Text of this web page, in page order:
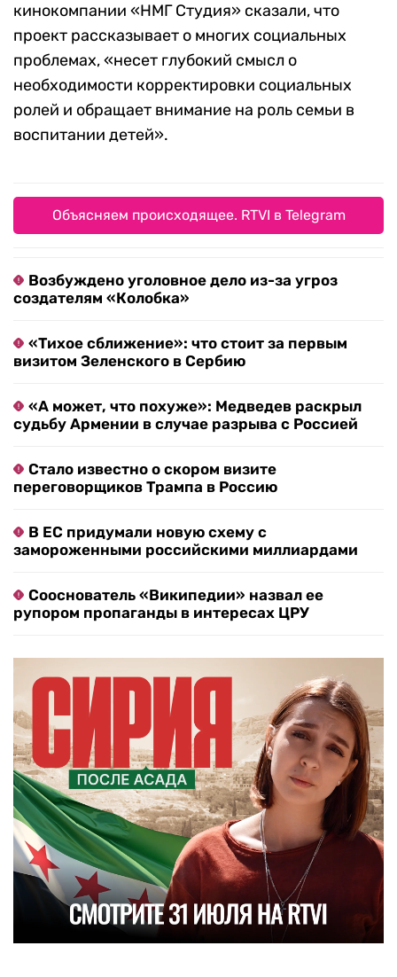
кинокомпании «НМГ Студия» сказали, что
проект рассказывает о многих социальных
проблемах, «несет глубокий смысл о
необходимости корректировки социальных
ролей и обращает внимание на роль семьи в
воспитании детей».
Объясняем происходящее. RTVI в Telegram
Возбуждено уголовное дело из-за угроз
создателям «Колобка»
«Тихое сближение»: что стоит за первым
визитом Зеленского в Сербию
«А может, что похуже»: Медведев раскрыл
судьбу Армении в случае разрыва с Россией
Стало известно о скором визите
переговорщиков Трампа в Россию
В ЕС придумали новую схему с
замороженными российскими миллиардами
Сооснователь «Википедии» назвал ее
рупором пропаганды в интересах ЦРУ